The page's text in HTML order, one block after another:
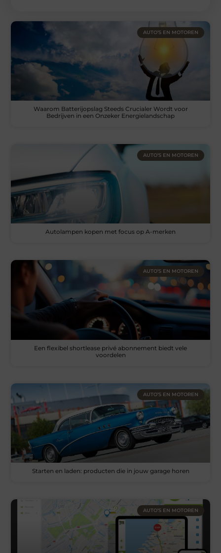
AUTO’S EN MOTOREN
Waarom Batterijopslag Steeds Crucialer Wordt voor
Bedrijven in een Onzeker Energielandschap
AUTO’S EN MOTOREN
Autolampen kopen met focus op A-merken
AUTO’S EN MOTOREN
Een flexibel shortlease privé abonnement biedt vele
voordelen
AUTO’S EN MOTOREN
Starten en laden: producten die in jouw garage horen
AUTO’S EN MOTOREN